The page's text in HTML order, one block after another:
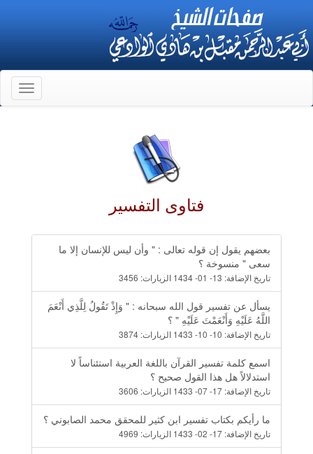
فتاوى التفسير
بعضهم يقول إن قوله تعالى : " وأن ليس للإنسان إلا ما
سعى " منسوخة ؟
تاريخ الإضافة: 13- 01- 1434 الزيارات: 3456
يسأل عن تفسير قول الله سبحانه : " وَإِذْ تَقُولُ لِلَّذِي أَنْعَمَ
اللَّهُ عَلَيْهِ وَأَنْعَمْتَ عَلَيْهِ " ؟
تاريخ الإضافة: 10- 10- 1433 الزيارات: 3874
اسمع كلمة تفسير القرآن باللغة العربية استئناساً لا
استدلالاً هل هذا القول صحيح ؟
تاريخ الإضافة: 17- 07- 1433 الزيارات: 3606
ما رأيكم بكتاب تفسير ابن كثير للمحقق محمد الصابوني ؟
تاريخ الإضافة: 17- 02- 1433 الزيارات: 4969